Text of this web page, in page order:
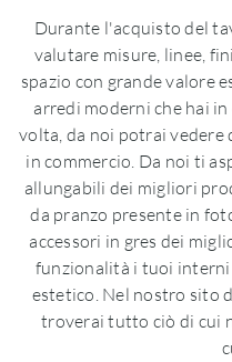
Durante l'acquisto del
valutare misure, linee,
spazio con grande valore
arredi moderni che hai
volta, da noi potrai
in commercio. Da noi ti
allungabili dei migliori
da pranzo presente in
accessori in gres dei
funzionalità i tuoi interni
estetico. Nel nostro sito
troverai tutto ciò di cui